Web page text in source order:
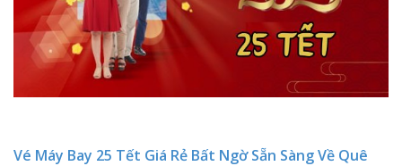
Vé Máy Bay 25 Tết Giá Rẻ Bất Ngờ Sẵn Sàng Về Quê